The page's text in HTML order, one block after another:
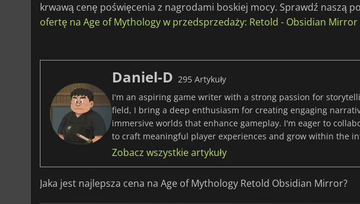
krwawą cenę poświęcenia z nagrodami boskiej mocy. Sprawdź naszą
ofertę na Age of Mythology w przedsprzedaży: Retold - Obsidian Mirror
Daniel-D 295 Artykuły
I'm an aspiring game writer with a strong passion for
field, I bring a deep enthusiasm for creating engaging
immersive worlds that enhance gameplay. I'm eager to
to craft meaningful player experiences and grow within the
Zobacz wszystkie artykuły
Jaka jest najlepsza cena na Age of Mythology Retold Obsidian Mirror?